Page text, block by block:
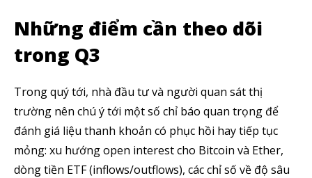
Những điểm cần theo dõi
trong Q3
Trong quý tới, nhà đầu tư và người quan sát thị
trường nên chú ý tới một số chỉ báo quan trọng để
đánh giá liệu thanh khoản có phục hồi hay tiếp tục
mỏng: xu hướng open interest cho Bitcoin và Ether,
dòng tiền ETF (inflows/outflows), các chỉ số về độ sâu